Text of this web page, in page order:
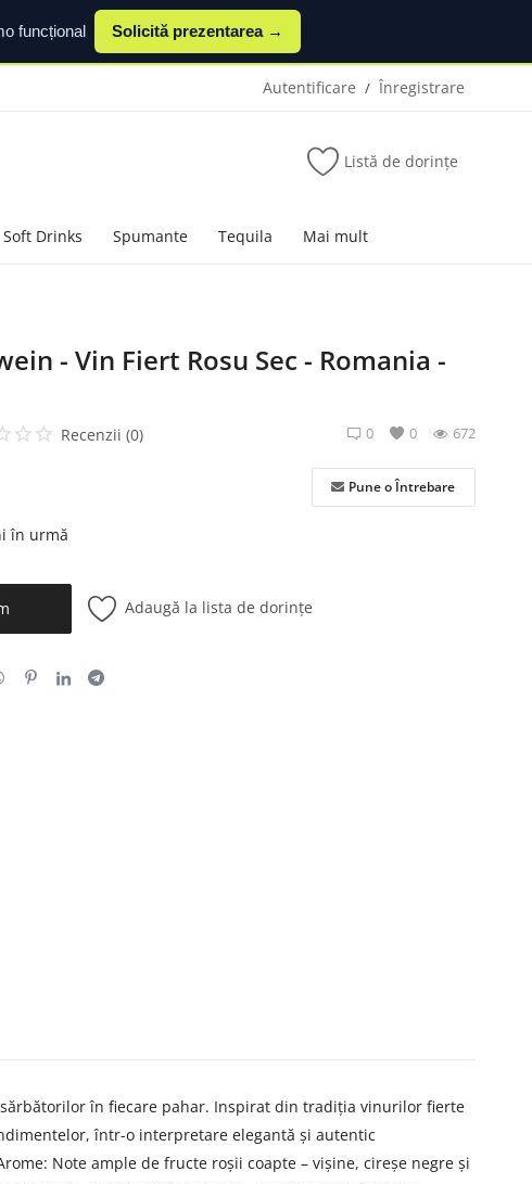
funcțional Solicită prezentarea →
Autentificare / Înregistrare
Listă de dorințe
Soft Drinks Spumante Tequila Mai mult
- Vin Fiert Rosu Sec - Romania -
Recenzii (0) 0 0 672
Pune o Întrebare
în urmă
Adaugă la lista de dorințe
sărbătorilor în fiecare pahar. Inspirat din tradiția vinurilor fierte
într-o interpretare elegantă și autentic
Note ample de fructe roșii coapte – vișine, cireșe negre și